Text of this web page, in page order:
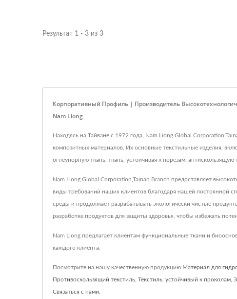
Результат 1 - 3 из 3
Корпоративный Профиль | Производитель
Nam Liong
Находясь на Тайване с 1972 года, Nam Liong Global
композитных материалов. Их основные текстильные изделия,
огнеупорную ткань, ткань, устойчивая к порезам,
Nam Liong Global Corporation,Tainan Branch предоставляет
виды требований наших клиентов благодаря нашей постоянной
среды и продолжает разрабатывать экологически чистые
разработке продуктов для защиты здоровья, чтобы избежать
Nam Liong предлагает клиентам функциональные ткани и
каждого клиента.
Посмотрите на нашу качественную продукцию Материал для
Противоскользящий текстиль Текстиль, устойчивый к проколам
Связаться с нами